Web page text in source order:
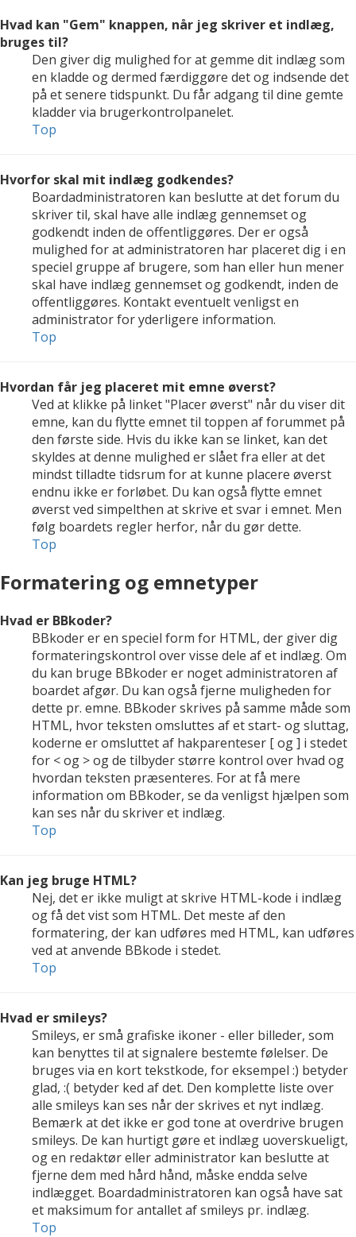
Hvad kan "Gem" knappen, når jeg skriver et indlæg,
bruges til?
Den giver dig mulighed for at gemme dit indlæg som
en kladde og dermed færdiggøre det og indsende det
på et senere tidspunkt. Du får adgang til dine gemte
kladder via brugerkontrolpanelet.
Top
Hvorfor skal mit indlæg godkendes?
Boardadministratoren kan beslutte at det forum du
skriver til, skal have alle indlæg gennemset og
godkendt inden de offentliggøres. Der er også
mulighed for at administratoren har placeret dig i en
speciel gruppe af brugere, som han eller hun mener
skal have indlæg gennemset og godkendt, inden de
offentliggøres. Kontakt eventuelt venligst en
administrator for yderligere information.
Top
Hvordan får jeg placeret mit emne øverst?
Ved at klikke på linket "Placer øverst" når du viser dit
emne, kan du flytte emnet til toppen af forummet på
den første side. Hvis du ikke kan se linket, kan det
skyldes at denne mulighed er slået fra eller at det
mindst tilladte tidsrum for at kunne placere øverst
endnu ikke er forløbet. Du kan også flytte emnet
øverst ved simpelthen at skrive et svar i emnet. Men
følg boardets regler herfor, når du gør dette.
Top
Formatering og emnetyper
Hvad er BBkoder?
BBkoder er en speciel form for HTML, der giver dig
formateringskontrol over visse dele af et indlæg. Om
du kan bruge BBkoder er noget administratoren af
boardet afgør. Du kan også fjerne muligheden for
dette pr. emne. BBkoder skrives på samme måde som
HTML, hvor teksten omsluttes af et start- og sluttag,
koderne er omsluttet af hakparenteser [ og ] i stedet
for < og > og de tilbyder større kontrol over hvad og
hvordan teksten præsenteres. For at få mere
information om BBkoder, se da venligst hjælpen som
kan ses når du skriver et indlæg.
Top
Kan jeg bruge HTML?
Nej, det er ikke muligt at skrive HTML-kode i indlæg
og få det vist som HTML. Det meste af den
formatering, der kan udføres med HTML, kan udføres
ved at anvende BBkode i stedet.
Top
Hvad er smileys?
Smileys, er små grafiske ikoner - eller billeder, som
kan benyttes til at signalere bestemte følelser. De
bruges via en kort tekstkode, for eksempel :) betyder
glad, :( betyder ked af det. Den komplette liste over
alle smileys kan ses når der skrives et nyt indlæg.
Bemærk at det ikke er god tone at overdrive brugen
smileys. De kan hurtigt gøre et indlæg uoverskueligt,
og en redaktør eller administrator kan beslutte at
fjerne dem med hård hånd, måske endda selve
indlægget. Boardadministratoren kan også have sat
et maksimum for antallet af smileys pr. indlæg.
Top